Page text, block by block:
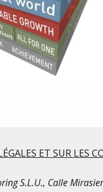
ET SUR LES
S.L.U., Calle